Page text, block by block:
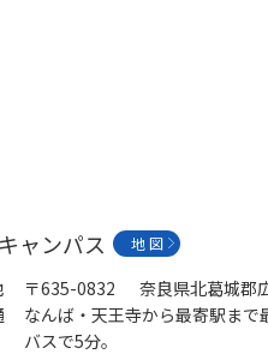
ャンパス 地 図
〒635-0832 奈良県北葛城郡
なんば・天王寺から最寄駅ま
バスで5分。